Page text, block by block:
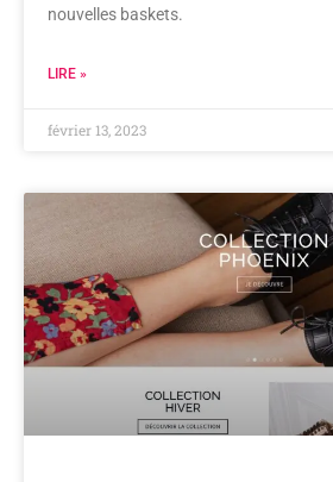
nouvelles baskets.
LIRE »
février 13, 2023